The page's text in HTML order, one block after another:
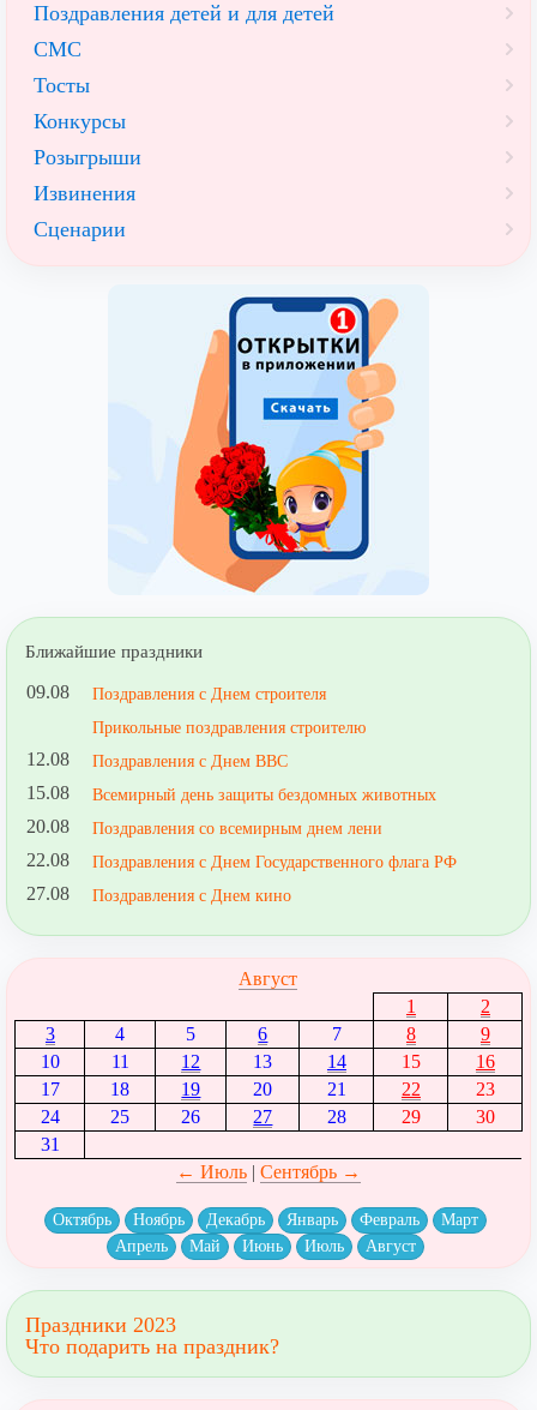
Поздравления детей и для детей
СМС
Тосты
Конкурсы
Розыгрыши
Извинения
Сценарии
Ближайшие праздники
09.08
Поздравления с Днем строителя
Прикольные поздравления строителю
12.08 Поздравления с Днем ВВС
15.08 Всемирный день защиты бездомных животных
20.08 Поздравления со всемирным днем лени
22.08 Поздравления с Днем Государственного флага РФ
27.08 Поздравления с Днем кино
Август
1
2
3
4 5 6 7 8
9
10
11 12 13 14 15
16
17
18 19 20 21 22
23
24
25 26 27 28 29
30
31
← Июль| Сентябрь →
Октябрь Ноябрь Декабрь Январь Февраль
Март
Апрель
Май Июнь Июль Август
Праздники 2023
Что подарить на праздник?